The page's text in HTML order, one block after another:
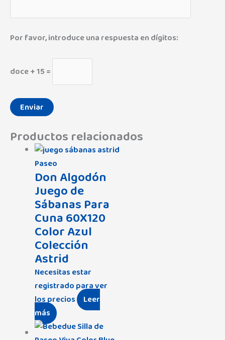
Por favor, introduce una respuesta en dígitos:
doce + 15 =
Productos relacionados
Paseo
Don Algodón
Juego de
Sábanas Para
Cuna 60X120
Color Azul
Colección
Astrid
Necesitas estar
registrado para ver
los precios
Leer
más